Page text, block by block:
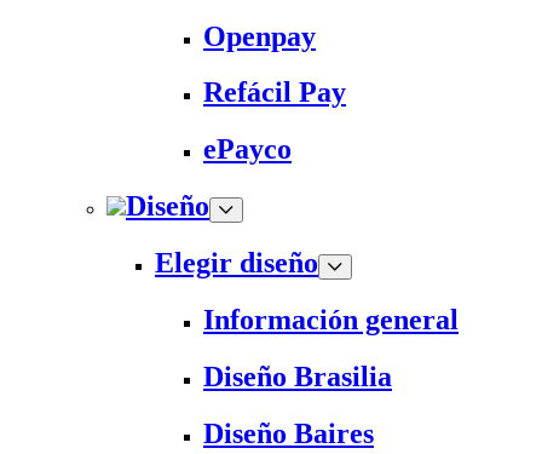
Openpay
Refácil Pay
ePayco
Diseño
Elegir diseño
Información general
Diseño Brasilia
Diseño Baires